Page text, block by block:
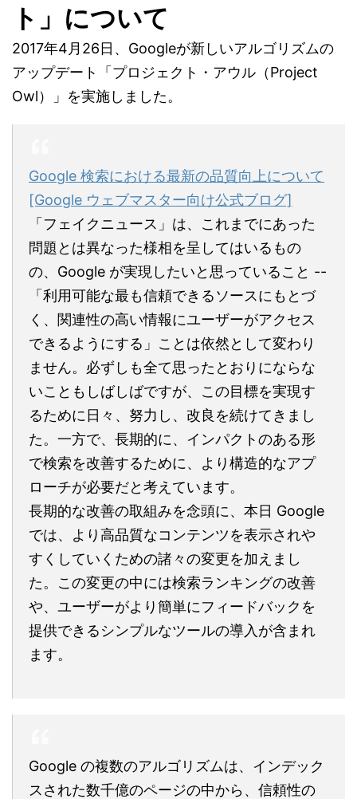
ト」について
2017年4月26日、Googleが新しいアルゴリズムの
アップデート
「プロジェクト・アウル（Project
Owl）」 を実施しました。
Google 検索における最新の品質向上について
[Google ウェブマスター向け公式ブログ]
「フェイクニュース」は、これまでにあった
問題とは異なった様相を呈してはいるもの
の、Google が実現したいと思っていること --
「利用可能な最も信頼できるソースにもとづ
く、関連性の高い情報にユーザーがアクセス
できるようにする」ことは依然として変わり
ません。必ずしも全て思ったとおりにならな
いこともしばしばですが、この目標を実現す
るために日々、努力し、改良を続けてきまし
た。一方で、長期的に、インパクトのある形
で検索を改善するために、より構造的なアプ
ローチが必要だと考えています。
長期的な改善の取組みを念頭に、本日 Google
では、より高品質なコンテンツを表示されや
すくしていくための諸々の変更を加えまし
た。この変更の中には検索ランキングの改善
や、ユーザーがより簡単にフィードバックを
提供できるシンプルなツールの導入が含まれ
ます。
Google の複数のアルゴリズムは、インデック
スされた数千億のページの中から、信頼性の